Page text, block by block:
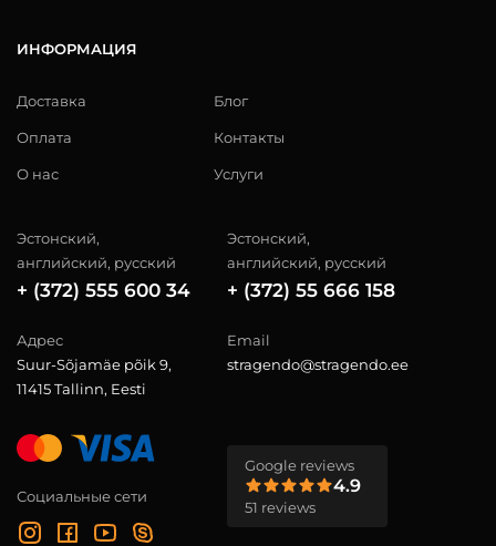
ИНФОРМАЦИЯ
Доставка
Оплата
О нас
Блог
Контакты
Услуги
Эстонский,
английский, русский
+ (372) 555 600 34
Эстонский,
английский, русский
+ (372) 55 666 158
Адрес
Suur-Sõjamäe põik 9,
11415 Tallinn, Eesti
Email
stragendo@stragendo.ee
Социальные сети
Google reviews
4.9
51 reviews